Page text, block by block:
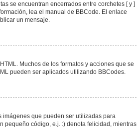
se encuentran encerrados entre corchetes [ y ]
lea el manual de BBCode. El enlace
un mensaje.
Muchos de los formatos y acciones que se
pueden ser aplicados utilizando BBCodes.
imágenes que pueden ser utilizadas para
pequeño código, e.j. :) denota felicidad, mientras